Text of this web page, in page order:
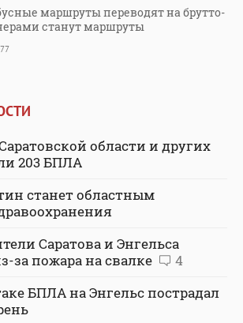
маршруты переводят на брутто-
станут маршруты
области и других
203 БПЛА
станет областным
Саратова и Энгельса
за пожара на свалке
4
БПЛА на Энгельс пострадал